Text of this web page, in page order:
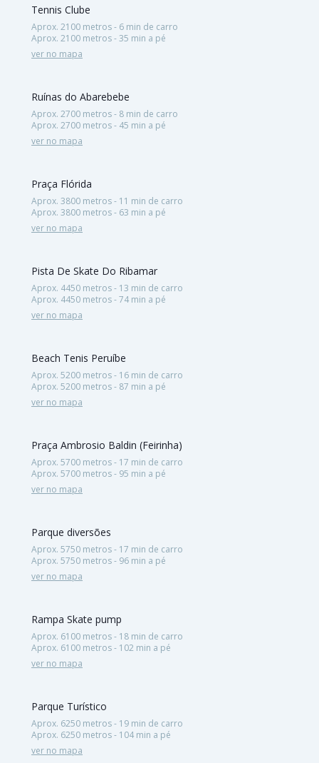
Tennis Clube
Aprox. 2100 metros - 6 min de carro
Aprox. 2100 metros - 35 min a pé
ver no mapa
Ruínas do Abarebebe
Aprox. 2700 metros - 8 min de carro
Aprox. 2700 metros - 45 min a pé
ver no mapa
Praça Flórida
Aprox. 3800 metros - 11 min de carro
Aprox. 3800 metros - 63 min a pé
ver no mapa
Pista De Skate Do Ribamar
Aprox. 4450 metros - 13 min de carro
Aprox. 4450 metros - 74 min a pé
ver no mapa
Beach Tenis Peruíbe
Aprox. 5200 metros - 16 min de carro
Aprox. 5200 metros - 87 min a pé
ver no mapa
Praça Ambrosio Baldin (Feirinha)
Aprox. 5700 metros - 17 min de carro
Aprox. 5700 metros - 95 min a pé
ver no mapa
Parque diversões
Aprox. 5750 metros - 17 min de carro
Aprox. 5750 metros - 96 min a pé
ver no mapa
Rampa Skate pump
Aprox. 6100 metros - 18 min de carro
Aprox. 6100 metros - 102 min a pé
ver no mapa
Parque Turístico
Aprox. 6250 metros - 19 min de carro
Aprox. 6250 metros - 104 min a pé
ver no mapa